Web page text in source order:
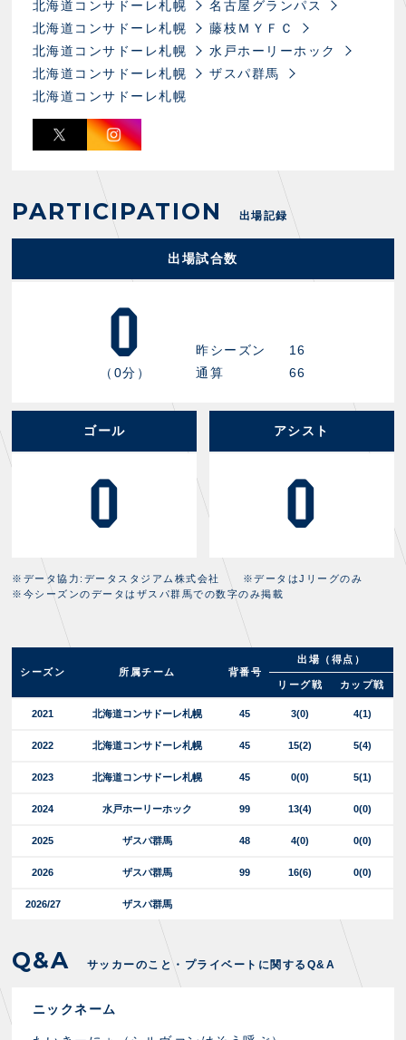
北海道コンサドーレ札幌
名古屋グランパス
北海道コンサドーレ札幌
藤枝ＭＹＦＣ
北海道コンサドーレ札幌
水戸ホーリーホック
北海道コンサドーレ札幌
ザスパ群馬
北海道コンサドーレ札幌
PARTICIPATION 出場記録
出場試合数
0
（0分）
昨シーズン
16
通算
66
ゴール
0
アシスト
0
※データ協力:データスタジアム株式会社 ※データはJリーグのみ
※今シーズンのデータはザスパ群馬での数字のみ掲載
シーズン 所属チーム 背番号
出場（得点）
リーグ戦 カップ戦
2021 北海道コンサドーレ札幌 45 3(0) 4(1)
2022 北海道コンサドーレ札幌 45 15(2) 5(4)
2023 北海道コンサドーレ札幌 45 0(0) 5(1)
2024 水戸ホーリーホック 99 13(4) 0(0)
2025 ザスパ群馬 48 4(0) 0(0)
2026 ザスパ群馬 99 16(6) 0(0)
2026/27 ザスパ群馬
Q&A サッカーのこと・プライベートに関するQ&A
ニックネーム